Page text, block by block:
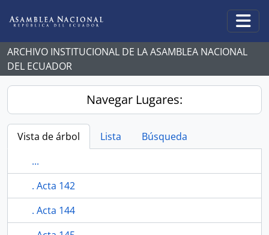
ARCHIVO INSTITUCIONAL DE LA ASAMBLEA NACIONAL
DEL ECUADOR
Navegar Lugares:
Vista de árbol Lista
Búsqueda
...
. Acta 142
. Acta 144